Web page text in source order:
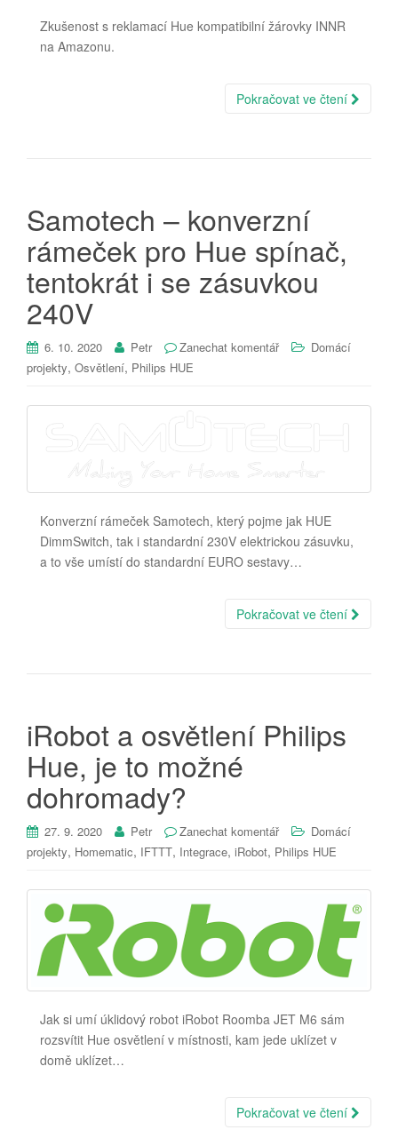
Zkušenost s reklamací Hue kompatibilní žárovky INNR
na Amazonu.
Pokračovat ve čtení
Samotech – konverzní
rámeček pro Hue spínač,
tentokrát i se zásuvkou
240V
6. 10. 2020 Petr Zanechat komentář
Domácí
projekty, Osvětlení, Philips HUE
Konverzní rámeček Samotech, který pojme jak HUE
DimmSwitch, tak i standardní 230V elektrickou zásuvku,
a to vše umístí do standardní EURO sestavy…
Pokračovat ve čtení
iRobot a osvětlení Philips
Hue, je to možné
dohromady?
27. 9. 2020 Petr Zanechat komentář
Domácí
projekty, Homematic, IFTTT, Integrace, iRobot, Philips HUE
Jak si umí úklidový robot iRobot Roomba JET M6 sám
rozsvítit Hue osvětlení v místnosti, kam jede uklízet v
domě uklízet…
Pokračovat ve čtení